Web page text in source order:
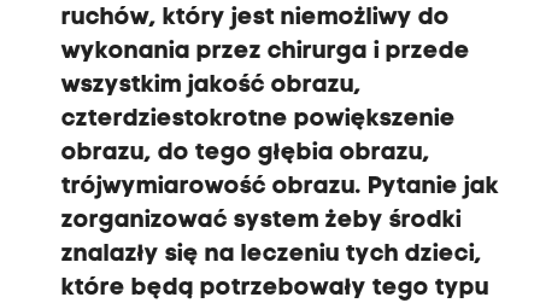
ruchów, który jest niemożliwy do
wykonania przez chirurga i przede
wszystkim jakość obrazu,
czterdziestokrotne powiększenie
obrazu, do tego głębia obrazu,
trójwymiarowość obrazu. Pytanie jak
zorganizować system żeby środki
znalazły się na leczeniu tych dzieci,
które będą potrzebowały tego typu